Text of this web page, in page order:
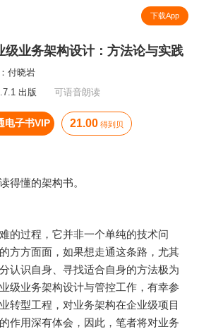
下载App
级业务架构设计：方法论与实践
付晓岩
出版
可语音朗读
电子书VIP 21.00 得到贝
得懂的架构书。
的过程，它并非一个单纯的技术问
方方面面，如果想走通这条路，尤其
认识自身、寻找适合自身的方法极为
级业务架构设计与管控工作，有幸参
转型工程，对业务架构在企业级项目
作用深有体会，因此，笔者将对业务